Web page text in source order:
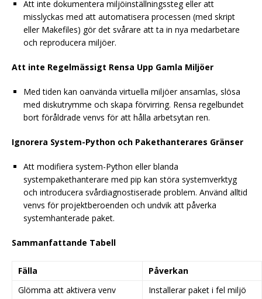
Att inte dokumentera miljöinställningssteg eller att
misslyckas med att automatisera processen (med skript
eller Makefiles) gör det svårare att ta in nya medarbetare
och reproducera miljöer.
Att inte Regelmässigt Rensa Upp Gamla Miljöer
Med tiden kan oanvända virtuella miljöer ansamlas, slösa
med diskutrymme och skapa förvirring. Rensa regelbundet
bort föråldrade venvs för att hålla arbetsytan ren.
Ignorera System-Python och Pakethanterares Gränser
Att modifiera system-Python eller blanda
systempakethanterare med pip kan störa systemverktyg
och introducera svårdiagnostiserade problem. Använd alltid
venvs för projektberoenden och undvik att påverka
systemhanterade paket.
Sammanfattande Tabell
Fälla
Påverkan
Glömma att aktivera venv
Installerar paket i fel miljö